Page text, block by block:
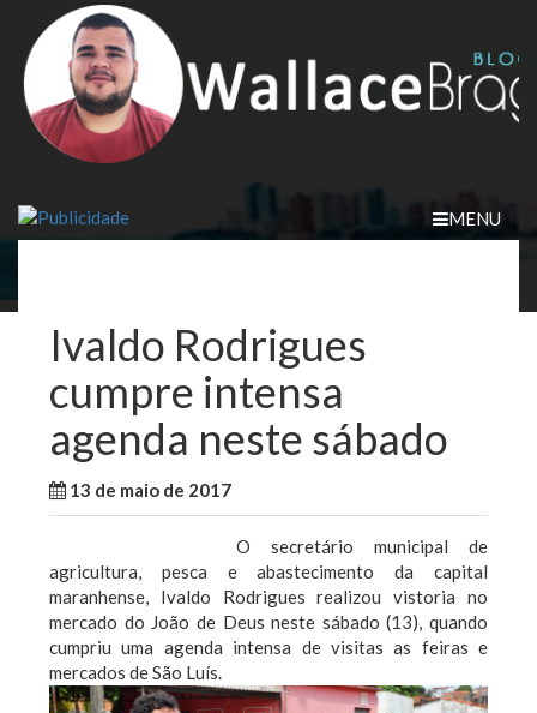
content
MENU
Ivaldo Rodrigues
cumpre intensa
agenda neste sábado
13 de maio de 2017
O secretário municipal de
agricultura, pesca e abastecimento da capital
maranhense, Ivaldo Rodrigues realizou vistoria no
mercado do João de Deus neste sábado (13), quando
cumpriu uma agenda intensa de visitas as feiras e
mercados de São Luís.